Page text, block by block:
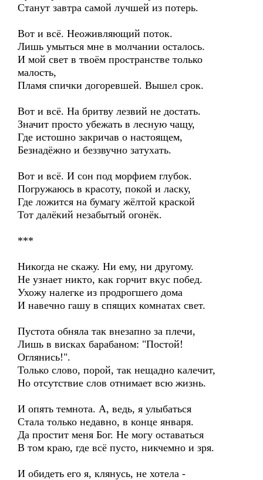
Станут завтра самой лучшей из потерь.
Вот и всё. Неоживляющий поток.
Лишь умыться мне в молчании осталось.
И мой свет в твоём пространстве только
малость,
Пламя спички догоревшей. Вышел срок.
Вот и всё. На бритву лезвий не достать.
Значит просто убежать в лесную чащу,
Где истошно закричав о настоящем,
Безнадёжно и беззвучно затухать.
Вот и всё. И сон под морфием глубок.
Погружаюсь в красоту, покой и ласку,
Где ложится на бумагу жёлтой краской
Тот далёкий незабытый огонёк.
***
Никогда не скажу. Ни ему, ни другому.
Не узнает никто, как горчит вкус побед.
Ухожу налегке из продрогшего дома
И навечно гашу в спящих комнатах свет.
Пустота обняла так внезапно за плечи,
Лишь в висках барабаном: "Постой!
Оглянись!".
Только слово, порой, так нещадно калечит,
Но отсутствие слов отнимает всю жизнь.
И опять темнота. А, ведь, я улыбаться
Стала только недавно, в конце января.
Да простит меня Бог. Не могу оставаться
В том краю, где всё пусто, никчемно и зря.
И обидеть его я, клянусь, не хотела -